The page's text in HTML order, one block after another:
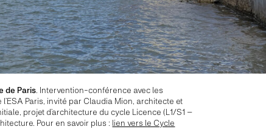
de Paris. Intervention-conférence avec les
Paris, invité par Claudia Mion, architecte et
projet d’architecture du cycle Licence (L1/S1 –
Pour en savoir plus : lien vers le Cycle